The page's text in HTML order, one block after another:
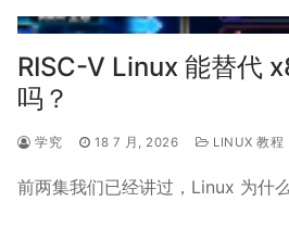
RISC-V Linux 能替代
吗？
学究 18 7 月, 2026 LINUX 教程
前两集我们已经讲过，Linux 为什